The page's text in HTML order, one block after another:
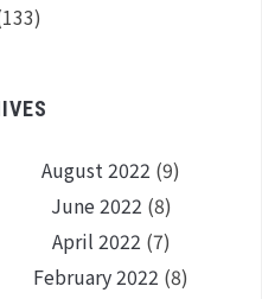
August 2022 (9)
June 2022 (8)
April 2022 (7)
February 2022 (8)